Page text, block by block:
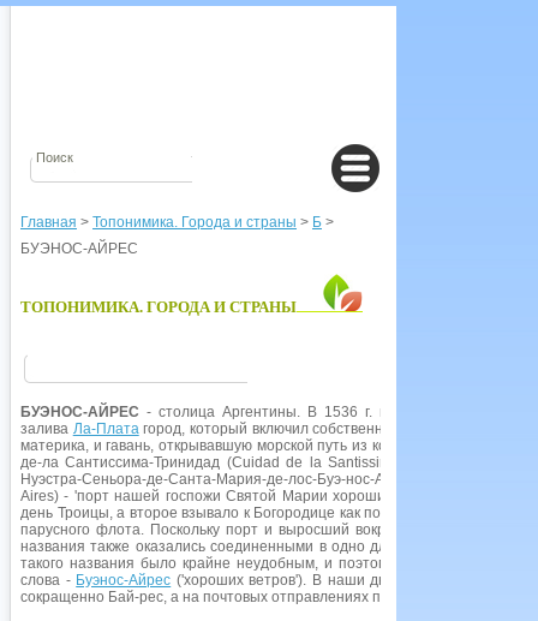
Главная > Топонимика. Города и страны > Б >
БУЭНОС-АЙРЕС
ТОПОНИМИКА. ГОРОДА И СТРАНЫ
БУЭНОС-АЙРЕС - столица Аргентины. В 1536 г. исп. конкистадор
залива Ла-Платагород, который включил собственно поселение,
материка, и гавань, открывавшую морской путь из колонии в
де-ла Сантиссима-Тринидад (Cuidad de la Santissiraa Trinidad) - 'город
Нуэстра-Сеньора-де-Санта-Мария-де-лос-Буэ-нос-Айрес (Puerto de
Aires) - 'порт нашей госпожи Святой Марии хороших ветров'. Первое
день Троицы, а второе взывало к Богородице как покровительнице
парусного флота. Поскольку порт и выросший вокруг него город
названия также оказались соединенными в одно длиннейшее составное
такого названия было крайне неудобным, и поэтому к началу XIX в. из
слова - Буэнос-Айрес ('хороших ветров'). В наши дни аргентинцы в
сокращенно Бай-рес, а на почтовых отправлениях пишут еще короче -